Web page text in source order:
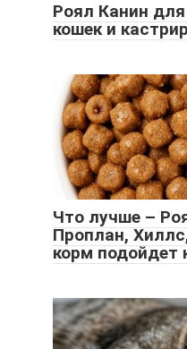
Роял Канин
кошек и
Что лучше –
Проплан,
корм подойдет